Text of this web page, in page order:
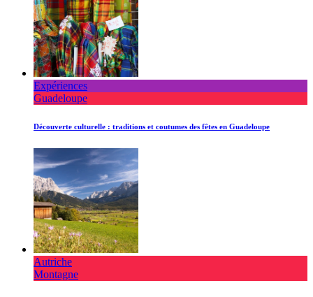
Expériences
Guadeloupe
Découverte culturelle : traditions et coutumes des fêtes en Guadeloupe
Autriche
Montagne